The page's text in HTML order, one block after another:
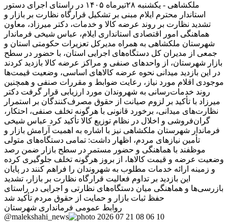
ملکشاهی - یکشنبه ۲۸تیرماه ۱۴۰۵ در راستای اجرای دستور
استاندار محترم ایلام مبنی بر تشکیل قرارگاه نظارت بر بازار و
تشدید نظارت بر روند عرضه کالا و خدمات، دکتر میرزاد، معاون
هماهنگی امور اقتصادی استانداری ایلام، عباس شیخی فرماندار
شهرستان ملکشاهی به همراه مدیرکل تعزیرات حکومتی استان و
جمعی از مدیران کل دستگاه‌های اجرایی استان، با حضور در سطح
بازار شهرستان، از واحدهای صنفی و مراکز عرضه کالا بازدید کردند
در این بازدید میدانی نحوه عرضه کالاهای اساسی، وضعیت قیمت‌ها
موجودی اقلام مورد نیاز، رعایت ضوابط و مقررات صنفی و همچنین
روند خدمات‌رسانی به شهروندان مورد ارزیابی قرار گرفت دکتر
میرزاد با تأکید بر لزوم صیانت از حقوق مصرف‌کنندگان بر استمرار
نظارت‌های میدانی، برخورد قانونی با هرگونه تخلف صنفی، احتکار،
گران‌فروشی و اخلال در نظام توزیع کالا تأکید کرد عباس شیخی
فرماندار شهرستان ملکشاهی نیز با اشاره به اهمیت آرامش بازار و
تأمین نیازهای مردم، اظهار داشت: تمامی دستگاه‌های متولی
موظفند با هماهنگی و حضور مستمر در سطح بازار ضمن رصد
وضعیت عرضه و قیمت کالاها، از بروز هرگونه تخلف جلوگیری کرده
و زمینه ارائه خدمات مطلوب به شهروندان را فراهم کنند در پایان
این بازدید بر تداوم فعالیت قرارگاه نظارت بر بازار، تشدید
بازرسی‌ها و هماهنگی میان دستگاه‌های نظارتی و اجرایی در راستای
حفظ ثبات بازار و حمایت از حقوق مردم تأکید شد
روابط عمومی فرمانداری شهرستان
@malekshahi_news